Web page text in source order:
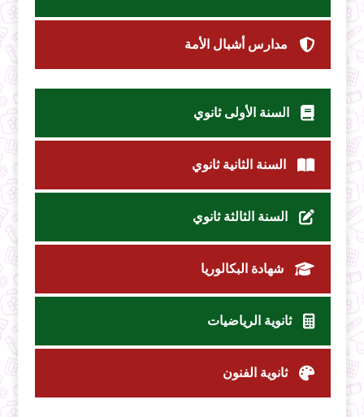
مدارس أشبال الأمة
السنة الأولى ثانوي
السنة الثانية ثانوي
السنة الثالثة ثانوي
شهادة البكالوريا
ثانوية الرياضيات
ثانوية الفنون